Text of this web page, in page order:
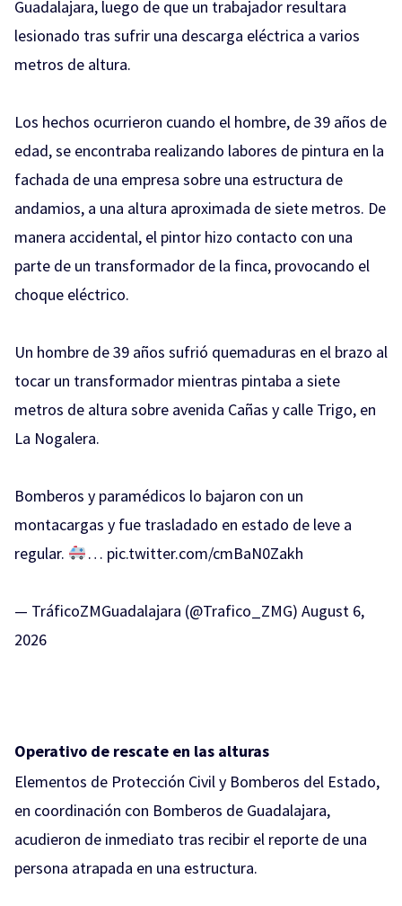
Guadalajara, luego de que un trabajador resultara
lesionado tras sufrir una descarga eléctrica a varios
metros de altura.
Los hechos ocurrieron cuando el hombre, de 39 años de
edad, se encontraba realizando labores de pintura en la
fachada de una empresa sobre una estructura de
andamios, a una altura aproximada de siete metros. De
manera accidental, el pintor hizo contacto con una
parte de un transformador de la finca, provocando el
choque eléctrico.
Un hombre de 39 años sufrió quemaduras en el brazo al
tocar un transformador mientras pintaba a siete
metros de altura sobre avenida Cañas y calle Trigo, en
La Nogalera.
Bomberos y paramédicos lo bajaron con un
montacargas y fue trasladado en estado de leve a
regular.
… pic.twitter.com/cmBaN0Zakh
— TráficoZMGuadalajara (@Trafico_ZMG) August 6,
2026
Operativo de rescate en las alturas
Elementos de Protección Civil y Bomberos del Estado,
en coordinación con Bomberos de Guadalajara,
acudieron de inmediato tras recibir el reporte de una
persona atrapada en una estructura.